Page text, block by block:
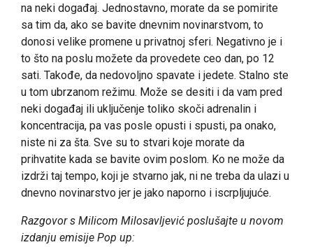
na neki događaj. Jednostavno, morate da se pomirite
sa tim da, ako se bavite dnevnim novinarstvom, to
donosi velike promene u privatnoj sferi. Negativno je i
to što na poslu možete da provedete ceo dan, po 12
sati. Takođe, da nedovoljno spavate i jedete. Stalno ste
u tom ubrzanom režimu. Može se desiti i da vam pred
neki događaj ili uključenje toliko skoči adrenalin i
koncentracija, pa vas posle opusti i spusti, pa onako,
niste ni za šta. Sve su to stvari koje morate da
prihvatite kada se bavite ovim poslom. Ko ne može da
izdrži taj tempo, koji je stvarno jak, ni ne treba da ulazi u
dnevno novinarstvo jer je jako naporno i iscrpljujuće.
Razgovor s Milicom Milosavljević poslušajte u novom
izdanju emisije Pop up: